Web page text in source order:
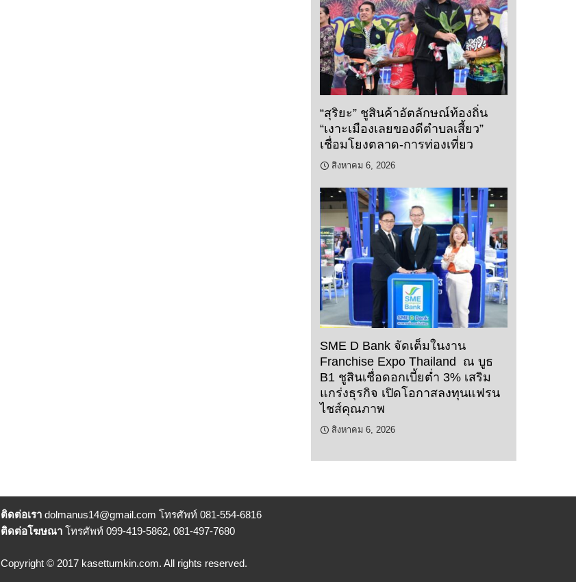
“สุริยะ” ชูสินค้าอัตลักษณ์ท้องถิ่น
“เงาะเมืองเลยของดีตำบลเสี้ยว”
เชื่อมโยงตลาด-การท่องเที่ยว
สิงหาคม 6, 2026
SME D Bank จัดเต็มในงาน
Franchise Expo Thailand ณ บูธ
B1 ชูสินเชื่อดอกเบี้ยต่ำ 3% เสริม
แกร่งธุรกิจ เปิดโอกาสลงทุนแฟรน
ไชส์คุณภาพ
สิงหาคม 6, 2026
ติดต่อเรา dolmanus14@gmail.com โทรศัพท์ 081-554-6816
ติดต่อโฆษณา โทรศัพท์ 099-419-5862, 081-497-7680
Copyright © 2017 kasettumkin.com. All rights reserved.